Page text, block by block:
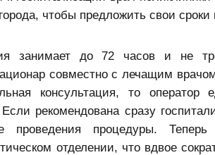
чтобы предложить свои
занимает до 72 часов и не
совместно с лечащим
консультация, то оператор
рекомендована сразу
проведения процедуры.
отделении, что вдвое